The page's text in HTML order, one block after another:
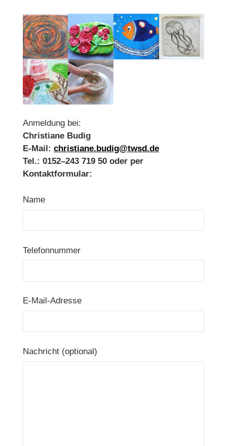
Anmeldung bei:
Christiane Budig
E-Mail: christiane.budig@twsd.de
Tel.: 0152–243 719 50 oder per
Kontaktformular:
Name
Telefonnummer
E-Mail-Adresse
Nachricht (optional)